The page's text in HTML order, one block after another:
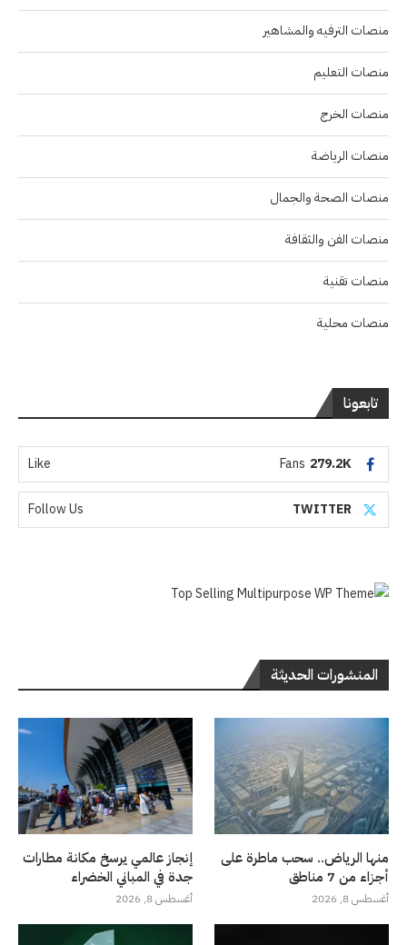
منصات الترفيه والمشاهير
منصات التعليم
منصات الخرج
منصات الرياضة
منصات الصحة والجمال
منصات الفن والثقافة
منصات تقنية
منصات محلية
تابعونا
279.2K
Fans
Like
TWITTER
Follow Us
المنشورات الحديثة
منها الرياض.. سحب ماطرة على
أجزاء من 7 مناطق
أغسطس 8, 2026
إنجاز عالمي يرسخ مكانة مطارات
جدة في المباني الخضراء
أغسطس 8, 2026